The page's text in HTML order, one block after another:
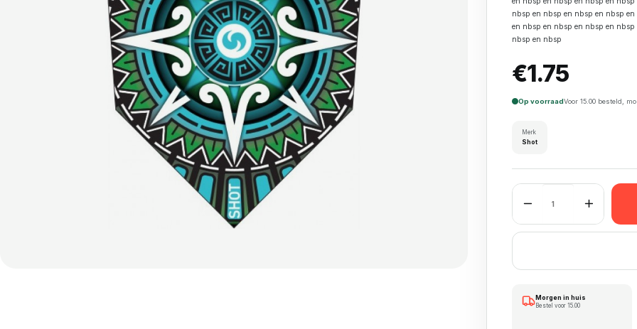
nbsp en nbsp en nbsp en nbsp
en nbsp en nbsp en nbsp en
nbsp en nbsp
€1.75
Op voorraadVoor 15.00 besteld,
Merk
Shot
Shot Flight aantal
Morgen in huis
Bestel voor 15.00